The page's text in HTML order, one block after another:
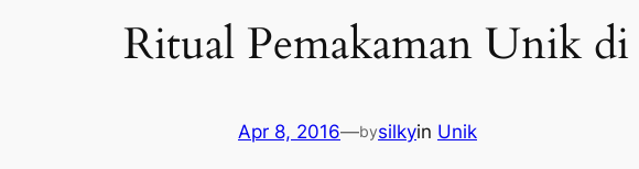
Ritual Pemakaman Unik
Apr 8, 2016—bysilkyin Unik